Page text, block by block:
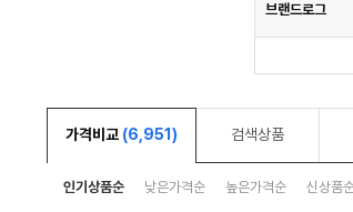
브랜드로그
가격비교 (6,951) 검색상품
인기상품순 낮은가격순 높은가격순 신상품